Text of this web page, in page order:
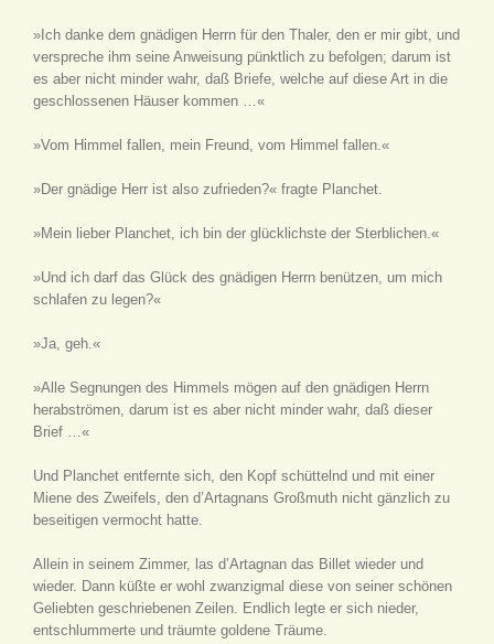
»Ich danke dem gnädigen Herrn für den Thaler, den er mir gibt, und
verspreche ihm seine Anweisung pünktlich zu befolgen; darum ist
es aber nicht minder wahr, daß Briefe, welche auf diese Art in die
geschlossenen Häuser kommen …«
»Vom Himmel fallen, mein Freund, vom Himmel fallen.«
»Der gnädige Herr ist also zufrieden?« fragte Planchet.
»Mein lieber Planchet, ich bin der glücklichste der Sterblichen.«
»Und ich darf das Glück des gnädigen Herrn benützen, um mich
schlafen zu legen?«
»Ja, geh.«
»Alle Segnungen des Himmels mögen auf den gnädigen Herrn
herabströmen, darum ist es aber nicht minder wahr, daß dieser
Brief …«
Und Planchet entfernte sich, den Kopf schüttelnd und mit einer
Miene des Zweifels, den d’Artagnans Großmuth nicht gänzlich zu
beseitigen vermocht hatte.
Allein in seinem Zimmer, las d’Artagnan das Billet wieder und
wieder. Dann küßte er wohl zwanzigmal diese von seiner schönen
Geliebten geschriebenen Zeilen. Endlich legte er sich nieder,
entschlummerte und träumte goldene Träume.